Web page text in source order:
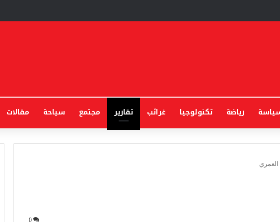
رياضة تكنولوجيا غرائب تقارير مجتمع سياحة مقالات
العمري
0